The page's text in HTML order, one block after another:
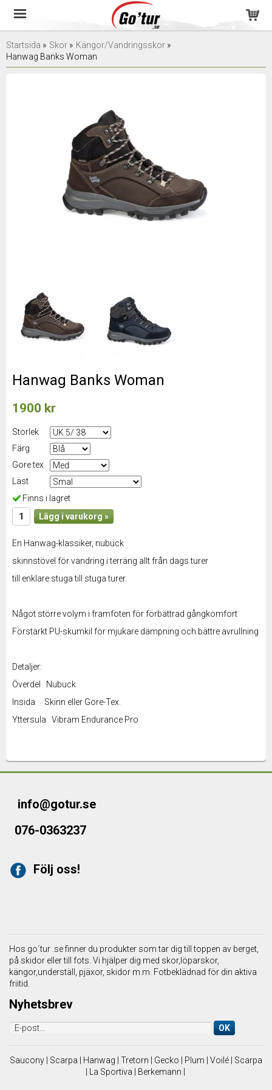
Startsida » Skor » Kängor/Vandringsskor »
Hanwag Banks Woman
Hanwag Banks Woman
1900 kr
Storlek
Färg
Gore tex
Läst
Finns i lagret
Lägg i varukorg »
En Hanwag-klassiker, nubuck
skinnstövel för vandring i terräng allt från dags turer
till enklare stuga till stuga turer.
Något större volym i framfoten för förbättrad gångkomfort
Förstärkt PU-skumkil för mjukare dämpning och bättre avrullning
Detaljer:
Överdel Nubuck
Insida Skinn eller Gore-Tex.
Yttersula Vibram Endurance Pro
info@gotur.se
076-0363237
Följ oss!
Hos go´tur .se finner du produkter som tar dig till toppen av berget,
på skidor eller till fots. Vi hjälper dig med skor,löparskor,
kängor,underställ, pjäxor, skidor m.m. Fotbeklädnad för din aktiva
friitid.
Nyhetsbrev
OK
Saucony | Scarpa | Hanwag | Tretorn | Gecko | Plum | Voilé | Scarpa
| La Sportiva | Berkemann |